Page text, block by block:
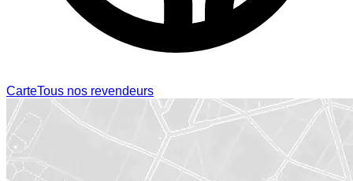
CarteTous nos revendeurs